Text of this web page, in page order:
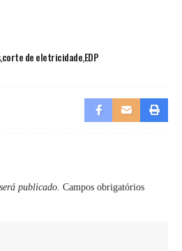
corte de eletricidadeEDP
publicado. Campos obrigatórios